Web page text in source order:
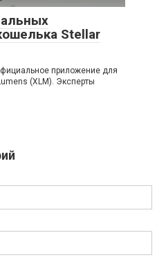
Stellar
приложение для
(XLM). Эксперты